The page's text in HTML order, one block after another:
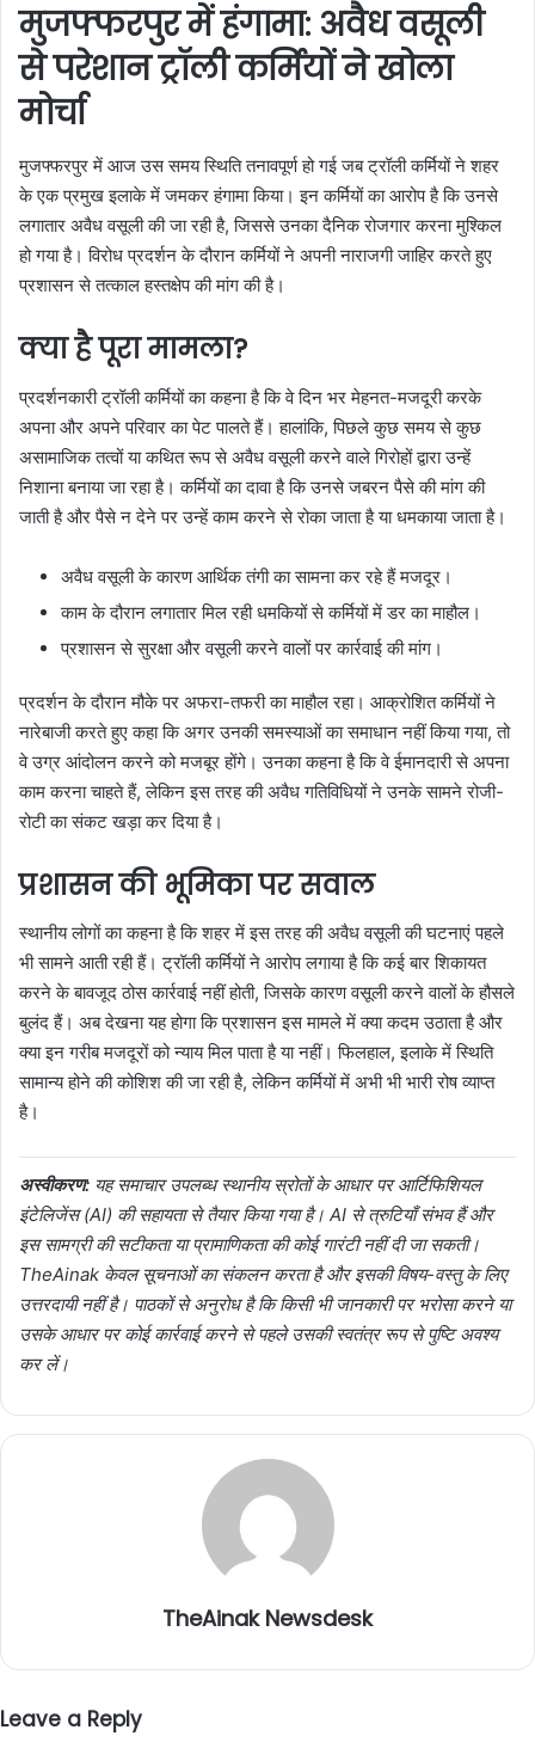
मुजफ्फरपुर में हंगामा: अवैध वसूली
से परेशान ट्रॉली कर्मियों ने खोला
मोर्चा
मुजफ्फरपुर में आज उस समय स्थिति तनावपूर्ण हो गई जब ट्रॉली कर्मियों ने शहर
के एक प्रमुख इलाके में जमकर हंगामा किया। इन कर्मियों का आरोप है कि उनसे
लगातार अवैध वसूली की जा रही है, जिससे उनका दैनिक रोजगार करना मुश्किल
हो गया है। विरोध प्रदर्शन के दौरान कर्मियों ने अपनी नाराजगी जाहिर करते हुए
प्रशासन से तत्काल हस्तक्षेप की मांग की है।
क्या है पूरा मामला?
प्रदर्शनकारी ट्रॉली कर्मियों का कहना है कि वे दिन भर मेहनत-मजदूरी करके
अपना और अपने परिवार का पेट पालते हैं। हालांकि, पिछले कुछ समय से कुछ
असामाजिक तत्वों या कथित रूप से अवैध वसूली करने वाले गिरोहों द्वारा उन्हें
निशाना बनाया जा रहा है। कर्मियों का दावा है कि उनसे जबरन पैसे की मांग की
जाती है और पैसे न देने पर उन्हें काम करने से रोका जाता है या धमकाया जाता है।
अवैध वसूली के कारण आर्थिक तंगी का सामना कर रहे हैं मजदूर।
काम के दौरान लगातार मिल रही धमकियों से कर्मियों में डर का माहौल।
प्रशासन से सुरक्षा और वसूली करने वालों पर कार्रवाई की मांग।
प्रदर्शन के दौरान मौके पर अफरा-तफरी का माहौल रहा। आक्रोशित कर्मियों ने
नारेबाजी करते हुए कहा कि अगर उनकी समस्याओं का समाधान नहीं किया गया, तो
वे उग्र आंदोलन करने को मजबूर होंगे। उनका कहना है कि वे ईमानदारी से अपना
काम करना चाहते हैं, लेकिन इस तरह की अवैध गतिविधियों ने उनके सामने रोजी-
रोटी का संकट खड़ा कर दिया है।
प्रशासन की भूमिका पर सवाल
स्थानीय लोगों का कहना है कि शहर में इस तरह की अवैध वसूली की घटनाएं पहले
भी सामने आती रही हैं। ट्रॉली कर्मियों ने आरोप लगाया है कि कई बार शिकायत
करने के बावजूद ठोस कार्रवाई नहीं होती, जिसके कारण वसूली करने वालों के हौसले
बुलंद हैं। अब देखना यह होगा कि प्रशासन इस मामले में क्या कदम उठाता है और
क्या इन गरीब मजदूरों को न्याय मिल पाता है या नहीं। फिलहाल, इलाके में स्थिति
सामान्य होने की कोशिश की जा रही है, लेकिन कर्मियों में अभी भी भारी रोष व्याप्त
है।
अस्वीकरण: यह समाचार उपलब्ध स्थानीय स्रोतों के आधार पर आर्टिफिशियल
इंटेलिजेंस (AI) की सहायता से तैयार किया गया है। AI से त्रुटियाँ संभव हैं और
इस सामग्री की सटीकता या प्रामाणिकता की कोई गारंटी नहीं दी जा सकती।
TheAinak केवल सूचनाओं का संकलन करता है और इसकी विषय-वस्तु के लिए
उत्तरदायी नहीं है। पाठकों से अनुरोध है कि किसी भी जानकारी पर भरोसा करने या
उसके आधार पर कोई कार्रवाई करने से पहले उसकी स्वतंत्र रूप से पुष्टि अवश्य
कर लें।
TheAinak Newsdesk
Leave a Reply